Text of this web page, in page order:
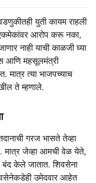
युती कायम राहली
आरोप करू नका,
नाही याची काळजी घ्या
आणि महसूलमंत्री
त्या भाजपच्याच
ते म्हणाले.
गरज भासते तेव्हा
मात्र जेव्हा आमची वेळ येते,
बंद केले जातात. शिवसेना
उमेदवार आहेत